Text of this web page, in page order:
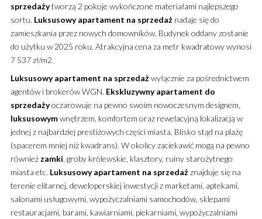
sprzedażytworzą 2 pokoje wykończone materiałami najlepszego
sortu. Luksusowy apartament na sprzedażnadaje się do
zamieszkania przez nowych domowników. Budynek oddany zostanie
do użytku w 2025 roku. Atrakcyjna cena za metr kwadratowy wynosi
7 537 zł/m2.
Luksusowy apartament na sprzedażwyłącznie za pośrednictwem
agentów i brokerów WGN. Ekskluzywny apartament do
sprzedażyoczarowuje na pewno swoim nowoczesnym designem,
luksusowymwnętrzem, komfortem oraz rewelacyjną lokalizacją w
jednej z najbardziej prestiżowych części miasta. Blisko stąd na plażę
(spacerem mniej niż kwadrans). W okolicy zaciekawić mogą na pewno
również zamki, groby królewskie, klasztory, ruiny starożytnego
miasta etc. Luksusowy apartament na sprzedażznajduje się na
terenie elitarnej, deweloperskiej inwestycji z marketami, aptekami,
salonami usługowymi, wypożyczalniami samochodów, sklepami
restauracjami, barami, kawiarniami, piekarniami, wypożyczalniami